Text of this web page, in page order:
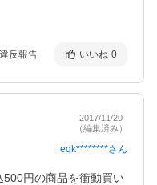
違反報告 いいね 0
2017/11/20
（編集済み）
eqk********さん
円の商品を衝動買い